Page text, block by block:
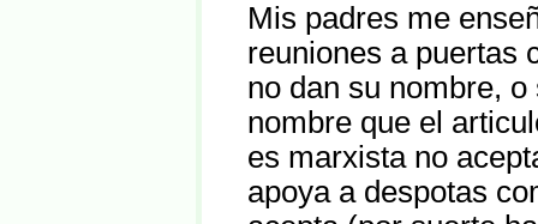
Mis padres me
reuniones a puertas
no dan su nombre,
nombre que el
es marxista no
apoya a despotas